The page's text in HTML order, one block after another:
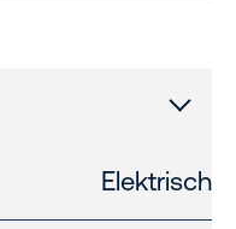
Elektrisch